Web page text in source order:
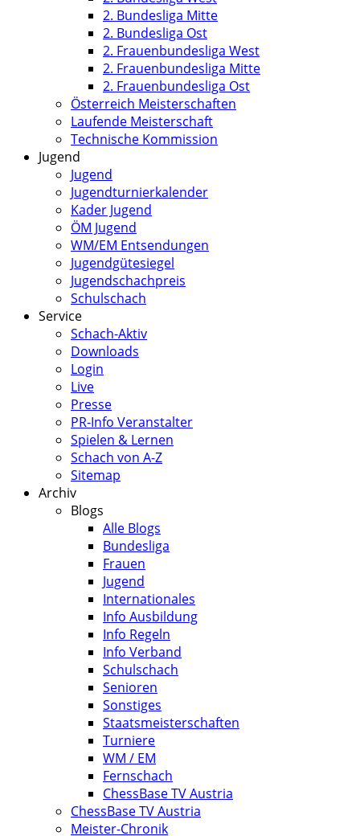
2. Bundesliga Mitte
2. Bundesliga Ost
2. Frauenbundesliga West
2. Frauenbundesliga Mitte
2. Frauenbundesliga Ost
Österreich Meisterschaften
Laufende Meisterschaft
Technische Kommission
Jugend
Jugend
Jugendturnierkalender
Kader Jugend
ÖM Jugend
WM/EM Entsendungen
Jugendgütesiegel
Jugendschachpreis
Schulschach
Service
Schach-Aktiv
Downloads
Login
Live
Presse
PR-Info Veranstalter
Spielen & Lernen
Schach von A-Z
Sitemap
Archiv
Blogs
Alle Blogs
Bundesliga
Frauen
Jugend
Internationales
Info Ausbildung
Info Regeln
Info Verband
Schulschach
Senioren
Sonstiges
Staatsmeisterschaften
Turniere
WM / EM
Fernschach
ChessBase TV Austria
ChessBase TV Austria
Meister-Chronik